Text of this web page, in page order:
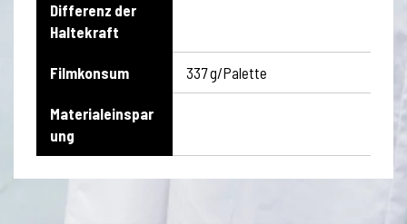
Differenz der
Haltekraft
Filmkonsum 337 g/Palette
Materialeinspar
ung